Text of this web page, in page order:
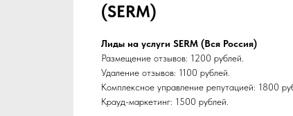
(SERM)
Лиды на услуги SERM (Вся Россия)
Размещение отзывов: 1200 рублей.
Удаление отзывов: 1100 рублей.
Комплексное управление репутацией: 1800
Крауд-маркетинг: 1500 рублей.